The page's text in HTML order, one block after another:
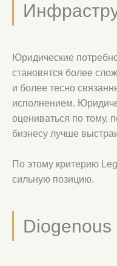
Юридические
становятся более
и более тесно
исполнением.
оцениваться по тому,
бизнесу лучше
По этому критерию
сильную позицию.